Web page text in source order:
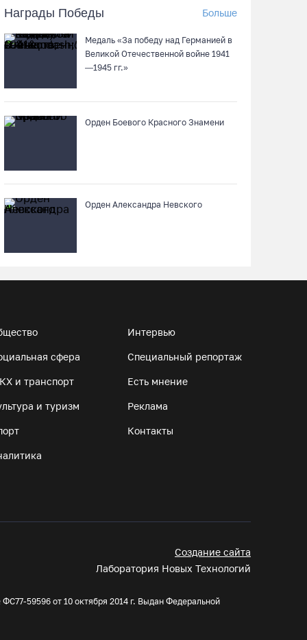
В центре Вологды появилось необычное кафе
в автобусе
07.08.26 / 12:00
07.08.26 / 11:22
отопительному сезону превысила 65%
Вологодчине
07.08.26 / 10:56
велосипедиста
07.08.26 / 10:36
Почти 60 тысяч вологжан научились
Награды Победы Больше
Медаль «За победу над Германией в
Великой Отечественной войне 1941
—1945 гг.»
Орден Боевого Красного Знамени
Орден Александра Невского
сфера
и транспорт
и туризм
Интервью
Специальный репортаж
Есть мнение
Реклама
Контакты
Создание сайта
Лаборатория Новых Технологий
59596 от 10 октября 2014 г. Выдан Федеральной